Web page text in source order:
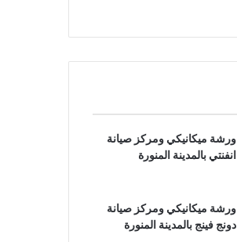
ورشة ميكانيكي ومركز صيانة
انفنتي بالمدينة المنورة
ورشة ميكانيكي ومركز صيانة
دونج فينج بالمدينة المنورة